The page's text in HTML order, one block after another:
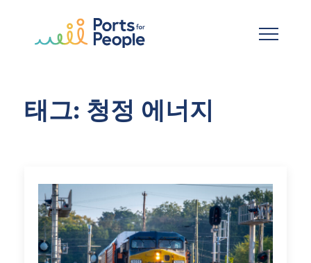
태그: 청정 에너지